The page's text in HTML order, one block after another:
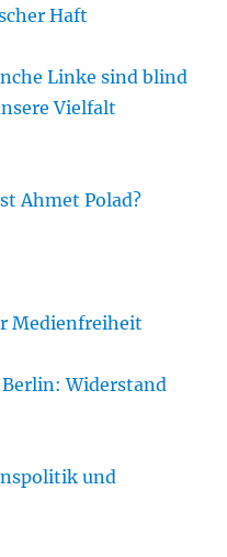
Haft
Linke sind blind
Vielfalt
Ahmet Polad?
Medienfreiheit
Widerstand
und